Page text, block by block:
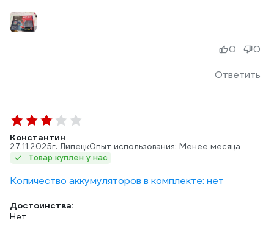
Ответить
0 0
Константин
27.11.2025г. ЛипецкОпыт использования: Менее месяца
Товар куплен у нас
Количество аккумуляторов в комплекте: нет
Достоинства:
Нет